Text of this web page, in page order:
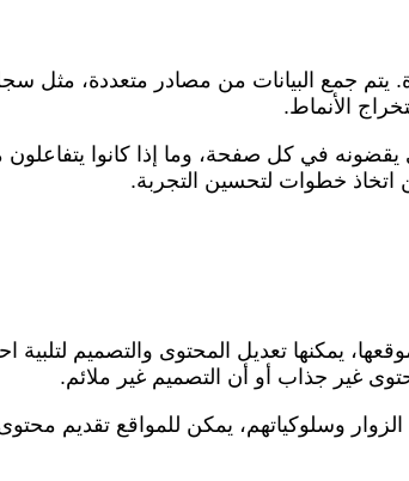
يتم جمع البيانات من مصادر متعددة، مثل
الأنماط.
في كل صفحة، وما إذا كانوا يتفاعلون
خطوات لتحسين التجربة.
يمكنها تعديل المحتوى والتصميم لتلبية
غير جذاب أو أن التصميم غير ملائم.
وسلوكياتهم، يمكن للمواقع تقديم